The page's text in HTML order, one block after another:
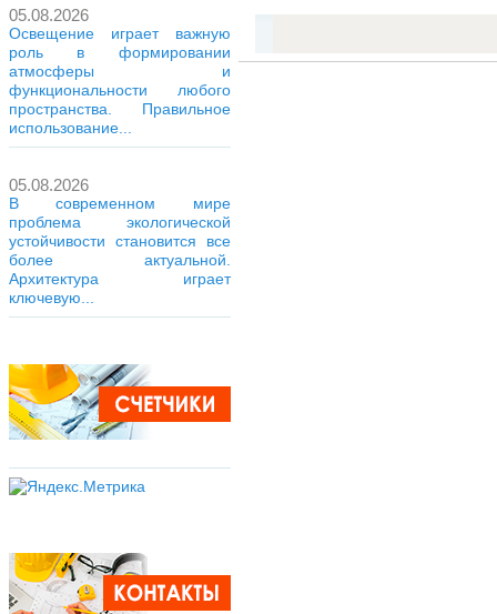
05.08.2026
Освещение играет важную
роль в формировании
атмосферы и
функциональности любого
пространства. Правильное
использование...
05.08.2026
В современном мире
проблема экологической
устойчивости становится все
более актуальной.
Архитектура играет
ключевую...